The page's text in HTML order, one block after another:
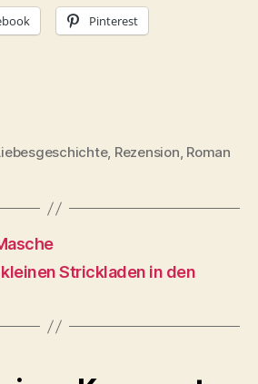
Pinterest
, Rezension, Roman
Strickladen in den